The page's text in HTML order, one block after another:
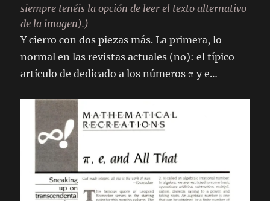
siempre tenéis la opción de leer el texto alternativo
de la imagen).)
Y cierro con dos piezas más. La primera, lo
normal en las revistas actuales (no): el típico
artículo de dedicado a los números π y e…